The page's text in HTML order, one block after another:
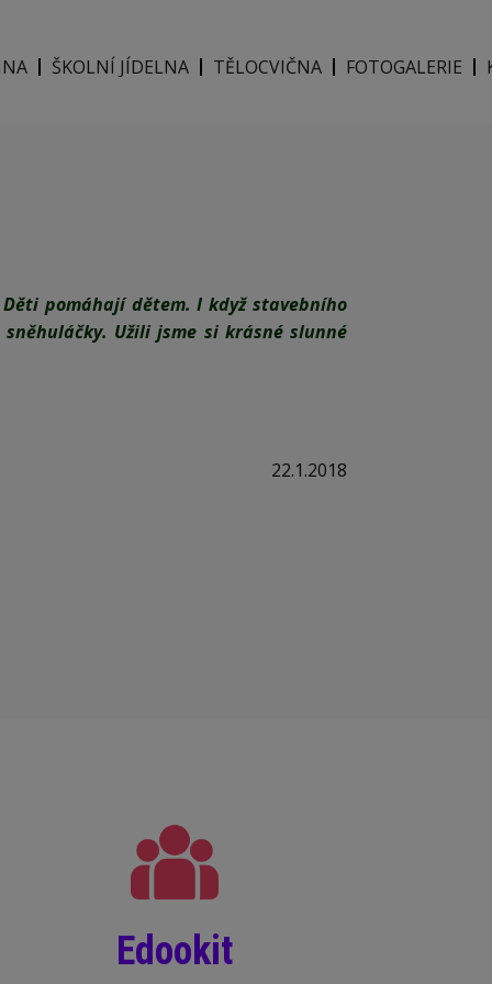
ŠKOLNÍ JÍDELNA TĚLOCVIČNA FOTOGALERIE
pomáhají dětem. I když stavebního
Užili jsme si krásné slunné
22.1.2018
Edookit